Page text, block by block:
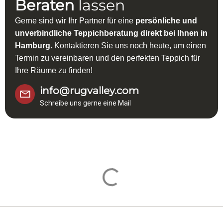
Beraten lassen
Gerne sind wir Ihr Partner für eine persönliche und
unverbindliche Teppichberatung direkt bei Ihnen in
Hamburg. Kontaktieren Sie uns noch heute, um einen
Termin zu vereinbaren und den perfekten Teppich für
Ihre Räume zu finden!
info@rugvalley.com
Schreibe uns gerne eine Mail